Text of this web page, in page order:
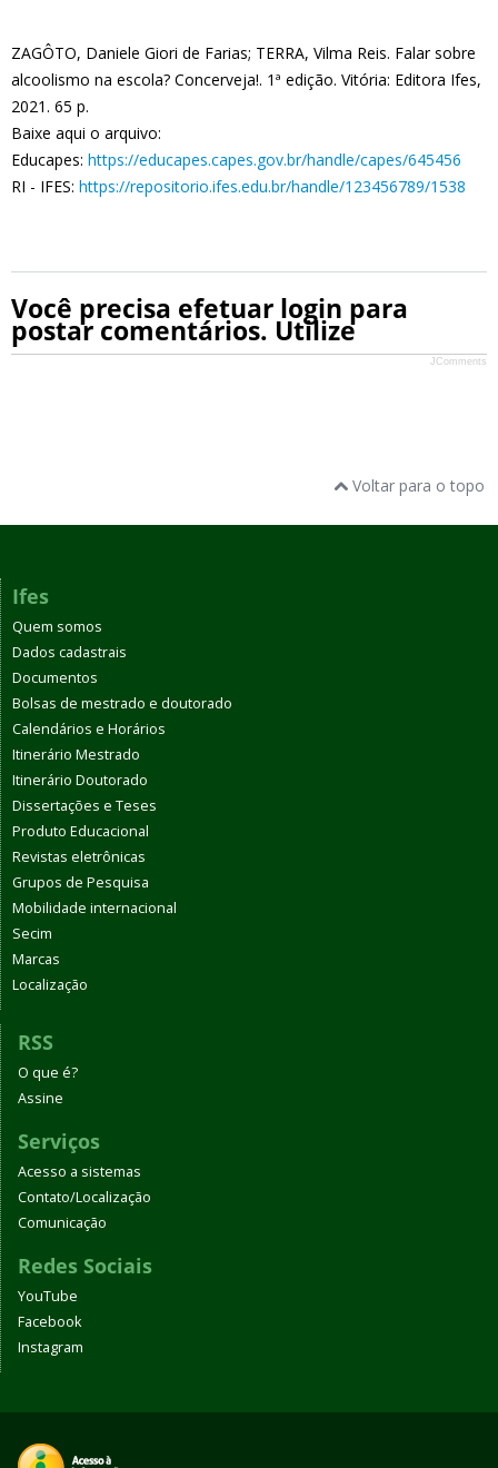
ZAGÔTO, Daniele Giori de Farias; TERRA, Vilma Reis. Falar sobre
alcoolismo na escola? Concerveja!. 1ª edição. Vitória: Editora Ifes,
2021. 65 p.
Baixe aqui o arquivo:
Educapes: https://educapes.capes.gov.br/handle/capes/645456
RI - IFES: https://repositorio.ifes.edu.br/handle/123456789/1538
Você precisa efetuar login para
postar comentários. Utilize
JComments
Voltar para o topo
Ifes
Quem somos
Dados cadastrais
Documentos
Bolsas de mestrado e doutorado
Calendários e Horários
Itinerário Mestrado
Itinerário Doutorado
Dissertações e Teses
Produto Educacional
Revistas eletrônicas
Grupos de Pesquisa
Mobilidade internacional
Secim
Marcas
Localização
RSS
O que é?
Assine
Serviços
Acesso a sistemas
Contato/Localização
Comunicação
Redes Sociais
YouTube
Facebook
Instagram